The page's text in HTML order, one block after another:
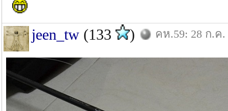
jeen_tw (133 ) คห.59: 28 ก.ค.